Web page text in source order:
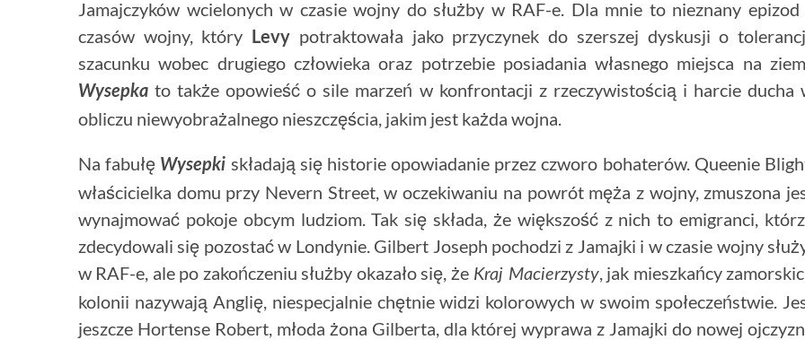
Jamajczyków wcielonych w czasie wojny do służby w RAF-e. Dla mnie to nieznany epizod
czasów wojny, który Levy potraktowała jako przyczynek do szerszej dyskusji o
szacunku wobec drugiego człowieka oraz potrzebie posiadania własnego miejsca na
Wysepka to także opowieść o sile marzeń w konfrontacji z rzeczywistością i harcie ducha
obliczu niewyobrażalnego nieszczęścia, jakim jest każda wojna.
Na fabułę Wysepki składają się historie opowiadanie przez czworo bohaterów. Queenie
właścicielka domu przy Nevern Street, w oczekiwaniu na powrót męża z wojny, zmuszona
wynajmować pokoje obcym ludziom. Tak się składa, że większość z nich to emigranci,
zdecydowali się pozostać w Londynie. Gilbert Joseph pochodzi z Jamajki i w czasie wojny
w RAF-e, ale po zakończeniu służby okazało się, żeKraj Macierzysty, jak mieszkańcy
kolonii nazywają Anglię, niespecjalnie chętnie widzi kolorowych w swoim społeczeństwie.
jeszcze Hortense Robert, młoda żona Gilberta, dla której wyprawa z Jamajki do nowej